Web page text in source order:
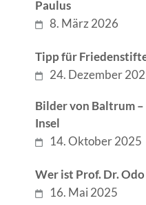
Paulus
8. März 2026
Tipp für
24. Dezember
Bilder von Baltrum
Insel
14. Oktober 2025
Wer ist Prof. Dr.
16. Mai 2025